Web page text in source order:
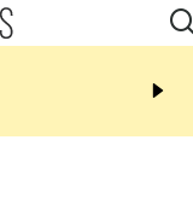
17:59
Corniche - la route du